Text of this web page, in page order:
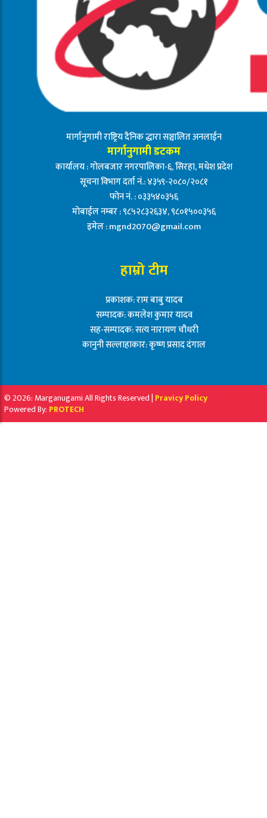
मार्गानुगामी राष्ट्रिय दैनिक द्धारा सञ्चालित अनलाईन
मार्गानुगामी डटकम
कार्यालय : गोलबजार नगरपालिका-६, सिरहा, मधेश प्रदेश
सूचना विभाग दर्ता नं.: ४३५९-२०८०/२०८१
फोन नं. : ०३३५४०३५६
मोबाईल नम्बर : ९८५२८३२६३४, ९८०१५००३५६
इमेल :mgnd2070@gmail.com
हाम्रो टीम
प्रकाशक: राम बाबु यादब
सम्पादक: कमलेश कुमार यादव
सह-सम्पादक: सत्य नारायण चौधरी
कानुनी सल्लाहाकार: कृष्ण प्रसाद दंगाल
© 2026: Marganugami All Rights Reserved | Pravicy Policy
Powered By: PROTECH